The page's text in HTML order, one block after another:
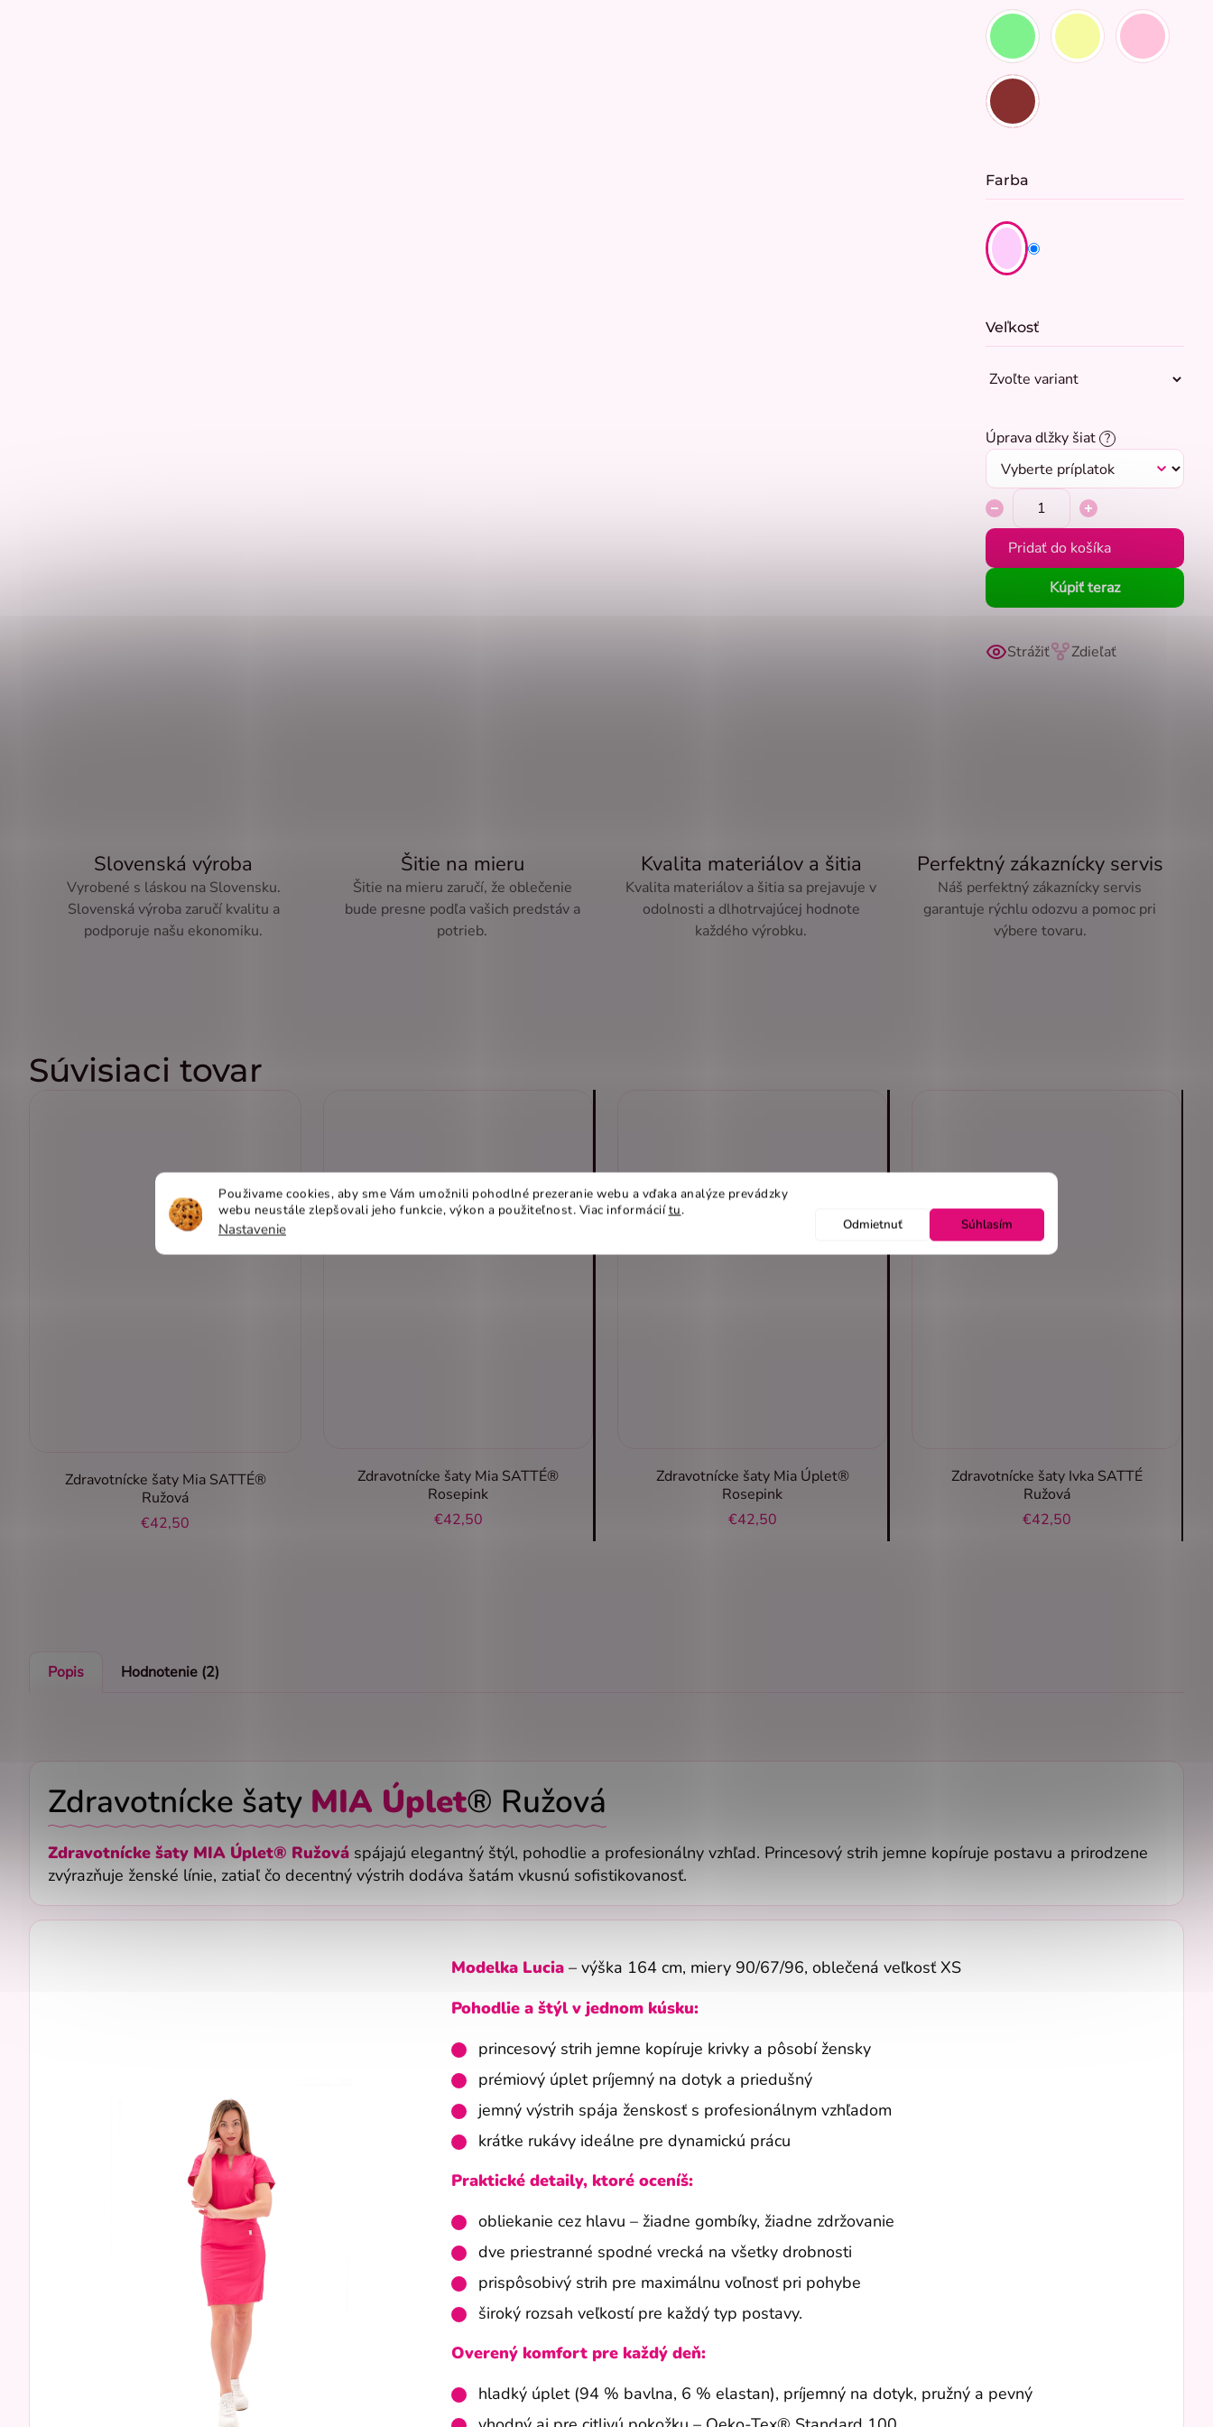
Použivame cookies, aby sme Vám umožnili pohodlné prezeranie webu a vďaka analýze prevádzky
webu neustále zlepšovali jeho funkcie, výkon a použiteľnost. Viac informáciítu.
Nastavenie Odmietnuť Súhlasím
Farba
Veľkosť
Úprava dlžky šiat ?
Pridať do košíka
Kúpiť teraz
Strážiť Zdieľať
Slovenská výroba
Vyrobené s láskou na Slovensku.
Slovenská výroba zaručí kvalitu a
podporuje našu ekonomiku.
Šitie na mieru
Šitie na mieru zaručí, že oblečenie
bude presne podľa vašich predstáv a
potrieb.
Kvalita materiálov a šitia
Kvalita materiálov a šitia sa prejavuje v
odolnosti a dlhotrvajúcej hodnote
každého výrobku.
Perfektný zákaznícky servis
Náš perfektný zákaznícky servis
garantuje rýchlu odozvu a pomoc pri
výbere tovaru.
Súvisiaci tovar
Zdravotnícke šaty Mia SATTÉ®
Ružová
€42,50
Zdravotnícke šaty Mia SATTÉ®
Rosepink
€42,50
Zdravotnícke šaty Mia Úplet®
Rosepink
€42,50
Zdravotnícke šaty Ivka SATTÉ
Ružová
€42,50
Popis Hodnotenie (2)
Zdravotnícke šaty MIA Úplet® Ružová
Zdravotnícke šaty MIA Úplet® Ružová spájajú elegantný štýl, pohodlie a profesionálny vzhľad. Princesový strih jemne kopíruje postavu a prirodzene
zvýrazňuje ženské línie, zatiaľ čo decentný výstrih dodáva šatám vkusnú sofistikovanosť.
Modelka Lucia – výška 164 cm, miery 90/67/96, oblečená veľkosť XS
Pohodlie a štýl v jednom kúsku:
princesový strih jemne kopíruje krivky a pôsobí žensky
prémiový úplet príjemný na dotyk a priedušný
jemný výstrih spája ženskosť s profesionálnym vzhľadom
krátke rukávy ideálne pre dynamickú prácu
Praktické detaily, ktoré oceníš:
obliekanie cez hlavu – žiadne gombíky, žiadne zdržovanie
dve priestranné spodné vrecká na všetky drobnosti
prispôsobivý strih pre maximálnu voľnosť pri pohybe
široký rozsah veľkostí pre každý typ postavy.
Overený komfort pre každý deň:
hladký úplet (94 % bavlna, 6 % elastan), príjemný na dotyk, pružný a pevný